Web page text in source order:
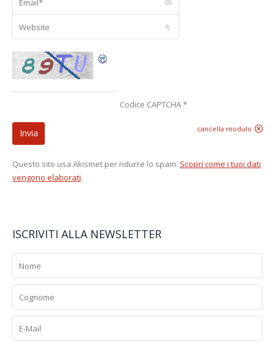
Codice CAPTCHA*
cancella modulo
Invia
Questo sito usa Akismet per ridurre lo spam. Scopri come i tuoi dati
vengono elaborati.
ISCRIVITI ALLA NEWSLETTER